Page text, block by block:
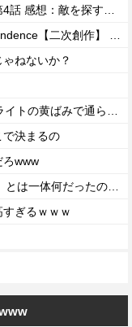
ねないか？
で決まるの
ろwww
すぎるｗｗｗ